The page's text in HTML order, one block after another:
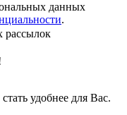
данных
.
рассылок
удобнее для Вас.